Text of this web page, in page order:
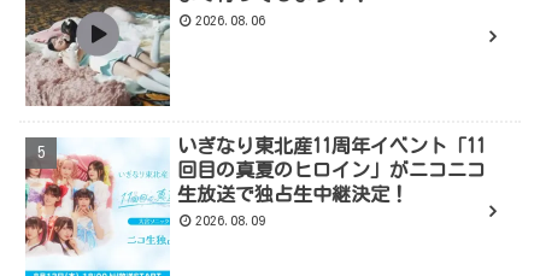
2026.08.06
いぎなり東北産11周年イベント「11
回目の真夏のヒロイン」がニコニコ
生放送で独占生中継決定！
2026.08.09